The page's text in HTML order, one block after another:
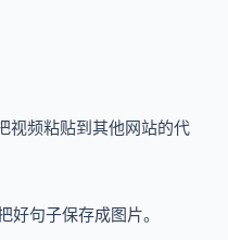
视频粘贴到其他网站的代
好句子保存成图片。